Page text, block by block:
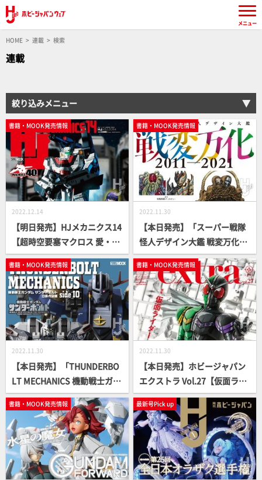
HOME 連載 検索
連載
絞り込みメニュー
書籍・MOOK発売情報
2022.12.14
【明日発売】HJメカニクス14
【超時空要塞マクロス 愛・お
ぼえていますか】
書籍・MOOK発売情報
2022.11.30
【本日発売】「スーパー戦隊
怪人デザイン大鑑 戦変万化
2011-2021」【デザイン画
集】
書籍・MOOK発売情報
2022.11.30
【本日発売】「THUNDERBO
LT MECHANICS 機動戦士ガン
ダム サンダーボルト 立体作品
集 side IO」【第1弾】
書籍・MOOK発売情報
2022.11.30
【本日発売】ホビージャパン
エクストラ Vol.27【仮面ライ
ダー 】
書籍・MOOK発売情報 最新号Pick up
メニュー